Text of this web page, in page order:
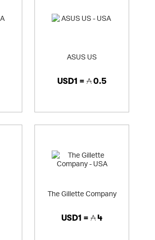
ASUS US
USD1 = 0.5
The Gillette Company
USD1 = 4